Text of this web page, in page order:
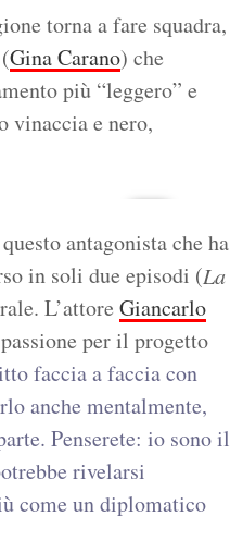
torna a fare squadra,
Gina Carano) che
più “leggero” e
vinaccia e nero,
antagonista che ha
in soli due episodi (La
L’attore Giancarlo
per il progetto
faccia a faccia con
anche mentalmente,
Penserete: io sono il
rivelarsi
come un diplomatico